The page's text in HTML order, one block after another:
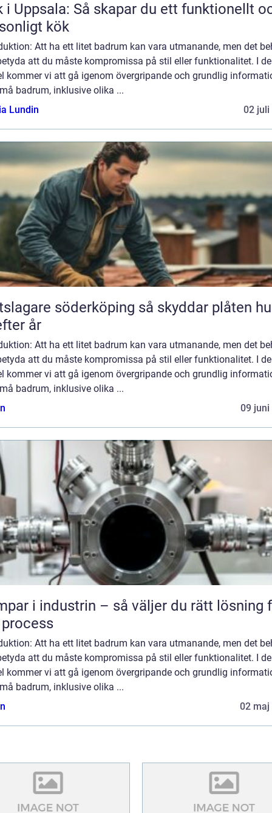
i Uppsala: Så skapar du ett funktionellt
kök
Att ha ett litet badrum kan vara utmanande, men det
att du måste kompromissa på stil eller funktionalitet. I
kommer vi att gå igenom övergripande och grundlig
badrum, inklusive olika ...
Lundin
02 juli
söderköping så skyddar plåten huset
år
Att ha ett litet badrum kan vara utmanande, men det
att du måste kompromissa på stil eller funktionalitet. I
kommer vi att gå igenom övergripande och grundlig
badrum, inklusive olika ...
09 juni
i industrin – så väljer du rätt lösning
Att ha ett litet badrum kan vara utmanande, men det
att du måste kompromissa på stil eller funktionalitet. I
kommer vi att gå igenom övergripande och grundlig
badrum, inklusive olika ...
02 maj